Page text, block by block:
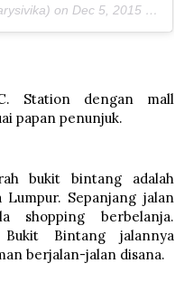
on Dec 5, 2015 at 2:40am PST
Station dengan mall
papan penunjuk.
bukit bintang adalah
Sepanjang jalan
shopping berbelanja.
Bintang jalannya
berjalan-jalan disana.